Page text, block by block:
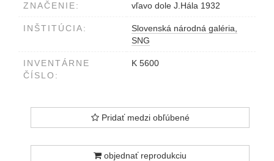
ZNAČENIE: vľavo dole J.Hála 1932
INŠTITÚCIA:
Slovenská národná galéria,
SNG
INVENTÁRNE
ČÍSLO:
K 5600
Pridať medzi obľúbené
objednať reprodukciu